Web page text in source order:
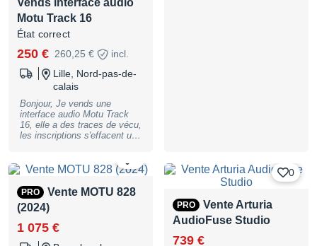
Vends interface audio
Motu Track 16
État correct
250 € 260,25 €
incl.
Lille, Nord-pas-de-
calais
Bonjour, Je vends une
interface audio Motu Track
16, elle a des traces de vécu,
les inscriptions s'effacent un
interface très pratique et de
possible.
Phantom Power; compatible
with AES67/RAVENNA; Mic
connectors: 2x Mic/Line
Combo Input XLR/Jack 6.3
mm; 2x Line Input 6.3 mm
Line Output 6.3 mm Jack, 2x
PRO
Vente MOTU 828
(2024)
1 075 €
0
PRO
Vente Arturia
AudioFuse Studio
739 €